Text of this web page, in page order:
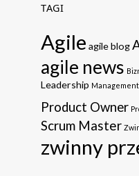
TAGI
Agile agile blog
agile news
Leadership Management
Product Owner
Scrum Master
zwinny